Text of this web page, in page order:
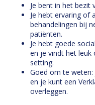
Je bent in het bezit
Je hebt ervaring of
behandelingen bij
patiënten.
Je hebt goede
en je vindt het leuk
setting.
Goed om te
en je kunt een
overleggen.